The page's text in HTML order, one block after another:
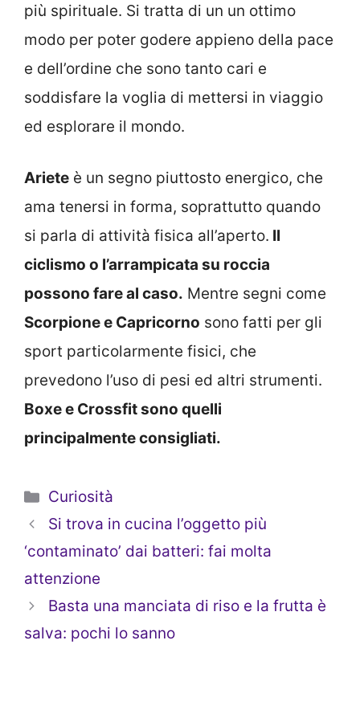
più spirituale. Si tratta di un un ottimo
modo per poter godere appieno della pace
e dell’ordine che sono tanto cari e
soddisfare la voglia di mettersi in viaggio
ed esplorare il mondo.
Ariete è un segno piuttosto energico, che
ama tenersi in forma, soprattutto quando
si parla di attività fisica all’aperto. Il
ciclismo o l’arrampicata su roccia
possono fare al caso. Mentre segni come
Scorpione e Capricorno sono fatti per gli
sport particolarmente fisici, che
prevedono l’uso di pesi ed altri strumenti.
Boxe e Crossfit sono quelli
principalmente consigliati.
Categorie
Curiosità
Si trova in cucina l’oggetto più
‘contaminato’ dai batteri: fai molta
attenzione
Basta una manciata di riso e la frutta è
salva: pochi lo sanno